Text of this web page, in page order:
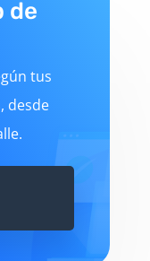
de
tus
desde